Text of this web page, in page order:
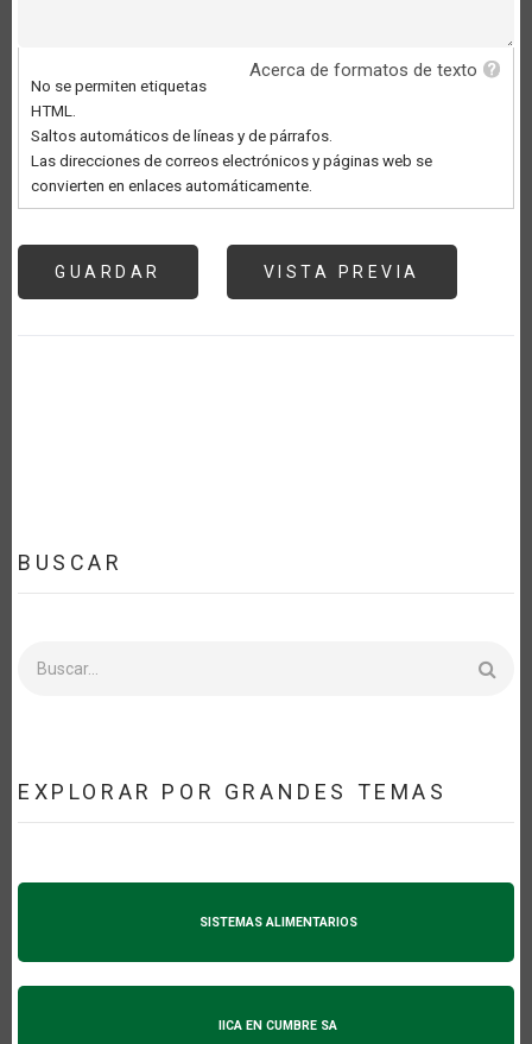
Acerca de formatos de texto
No se permiten etiquetas
HTML.
Saltos automáticos de líneas y de párrafos.
Las direcciones de correos electrónicos y páginas web se
convierten en enlaces automáticamente.
BUSCAR
EXPLORAR POR GRANDES TEMAS
SISTEMAS ALIMENTARIOS
IICA EN CUMBRE SA